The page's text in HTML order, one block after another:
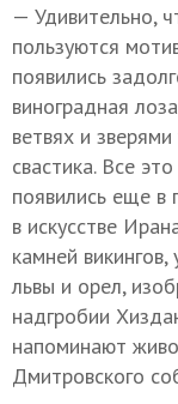
— Удивительно,
пользуются
появились
виноградная
ветвях и
свастика. Все
появились еще в
в искусстве
камней
львы и орел,
надгробии
напоминают
Дмитровского